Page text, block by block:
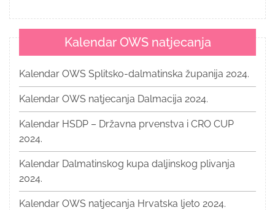
Kalendar OWS natjecanja
Kalendar OWS Splitsko-dalmatinska županija 2024.
Kalendar OWS natjecanja Dalmacija 2024.
Kalendar HSDP – Državna prvenstva i CRO CUP
2024.
Kalendar Dalmatinskog kupa daljinskog plivanja
2024.
Kalendar OWS natjecanja Hrvatska ljeto 2024.